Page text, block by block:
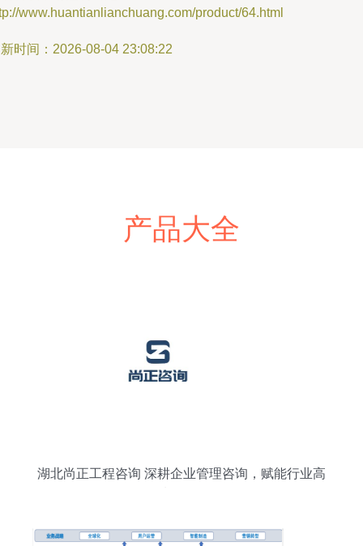
www.huantianlianchuang.com/product/64.html
时间：2026-08-04 23:08:22
产品大全
湖北尚正工程咨询 深耕企业管理咨询，赋能行业高